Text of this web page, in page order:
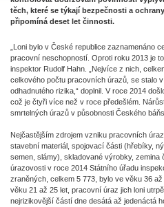
těch, které se týkají bezpečnosti a
připomíná deset let činnosti.
„Loni bylo v České republice zaznamenáno
pracovní neschopností. Oproti roku 2013 je
inspektor Rudolf Hahn. „Nejvíce z nich,
celkového počtu pracovních úrazů, se stalo
odhadnutého rizika,“ doplnil. V roce 2014
což je čtyři více než v roce předešlém.
smrtelných úrazů v působnosti Českého
Nejčastějším zdrojem vzniku pracovních
stavební materiál, spojovací části (hřebíky,
semen, slámy), skladované výrobky,
úrazovosti v roce 2014 Státního úřadu
zraněných, celkem 5 773, bylo ve věku 36
věku 21 až 25 let, pracovní úraz jich loni
nejrizikovější částí dne desátá až jedenáctá